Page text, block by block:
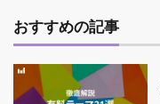
おすすめの記事